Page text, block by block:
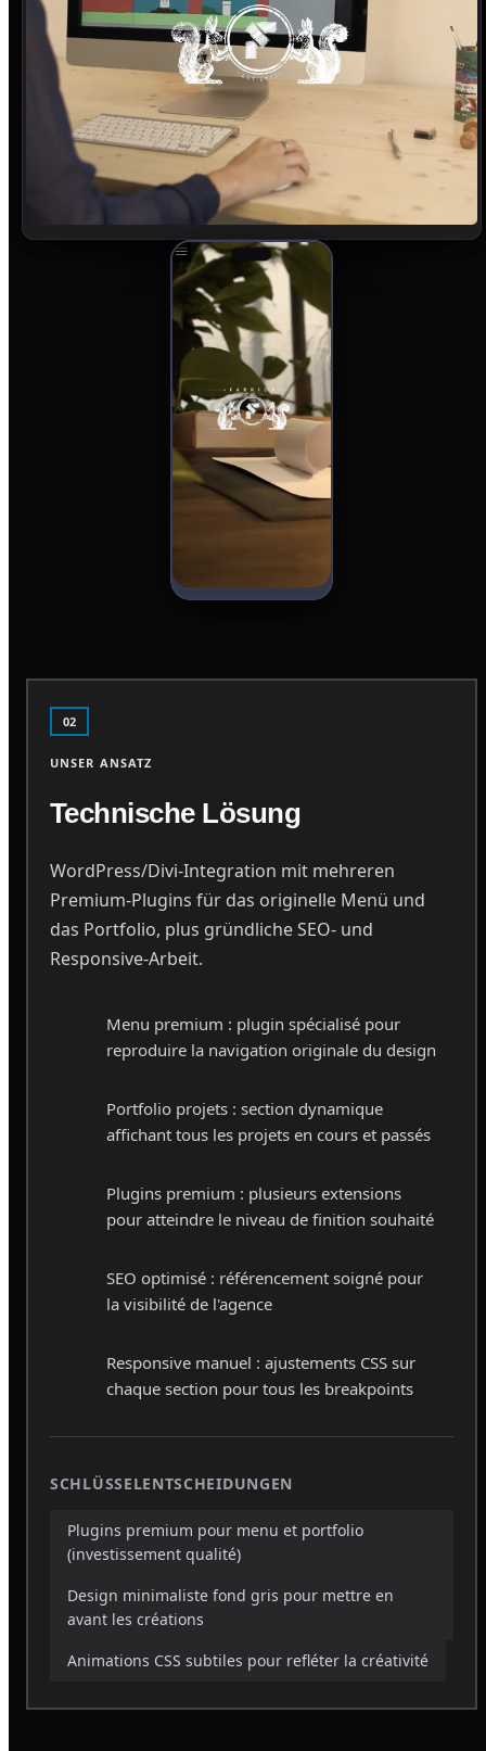
02
UNSER ANSATZ
Technische Lösung
WordPress/Divi-Integration mit mehreren
Premium-Plugins für das originelle Menü und
das Portfolio, plus gründliche SEO- und
Responsive-Arbeit.
Menu premium : plugin spécialisé pour
reproduire la navigation originale du design
Portfolio projets : section dynamique
affichant tous les projets en cours et passés
Plugins premium : plusieurs extensions
pour atteindre le niveau de finition souhaité
SEO optimisé : référencement soigné pour
la visibilité de l'agence
Responsive manuel : ajustements CSS sur
chaque section pour tous les breakpoints
SCHLÜSSELENTSCHEIDUNGEN
Plugins premium pour menu et portfolio
(investissement qualité)
Design minimaliste fond gris pour mettre en
avant les créations
Animations CSS subtiles pour refléter la créativité